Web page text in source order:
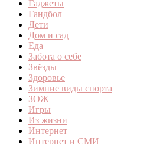
Гаджеты
Гандбол
Дети
Дом и сад
Еда
Забота о себе
Звёзды
Здоровье
Зимние виды спорта
ЗОЖ
Игры
Из жизни
Интернет
Интернет и СМИ